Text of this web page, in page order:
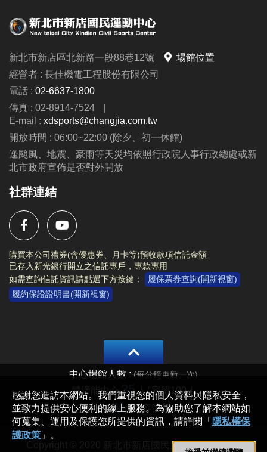
新北市新店區北新路一段88巷12號
場館位置
經營者 : 長佳機電工程股份有限公司
電話 : 02-6637-1800
傳真 : 02-8914-7524
E-mail : xdsports@changjia.com.tw
開放時間 : 06:00~22:00 (除夕、初一休館)
逢颱風、地震、豪雨等天災均依照行政院人事行政總處或新
北市政府宣佈是否對外開放
社群連結
購買本公司禮券(含優惠券、月卡等)預收款項信託金額
已存入新光銀行開立之信託專戶，專款專用
如需查詢信託資訊請點選下方按鍵：
履保票券查詢(開新視窗)
履約保證證明書(開新視窗)
Copyright © 2020 新北市新店國民運動中心 All rights